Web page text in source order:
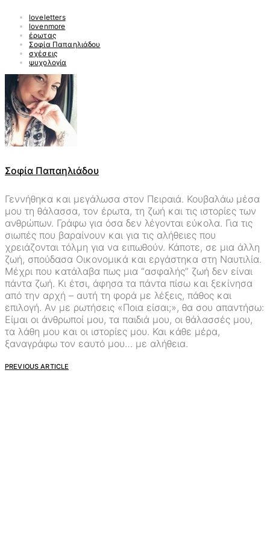
loveletters
lovenmore
έρωτας
Σοφία Παπαηλιάδου
σχέσεις
ψυχολογία
Σοφία Παπαηλιάδου
Γεννήθηκα και μεγάλωσα στον Πειραιά. Κουβαλάω μέσα
μου τη θάλασσα, τον έρωτα, τη ζωή και τις ιστορίες των
ανθρώπων. Γράφω για όσα δεν λέγονται εύκολα. Για τις
σιωπές που βαραίνουν και για τις αλήθειες που
χρειάζονται τόλμη για να ειπωθούν. Κάποτε, σε μια άλλη
ζωή, σπούδασα Οικονομικά και εργάστηκα στη Ναυτιλία.
Μέχρι που κατάλαβα πως μια “ασφαλής” ζωή δεν είναι
πάντα ζωή. Κι έτσι, άφησα τα πάντα πίσω και ξεκίνησα
από την αρχή – αυτή τη φορά με λέξεις, πάθος και
επιλογή. Αν με ρωτήσεις «Ποια είσαι;», θα σου απαντήσω:
Είμαι οι άνθρωποί μου, τα παιδιά μου, οι θάλασσές μου,
τα λάθη μου και οι ιστορίες μου. Και κάθε μέρα,
ξαναγράφω τον εαυτό μου… με αλήθεια.
PREVIOUS ARTICLE